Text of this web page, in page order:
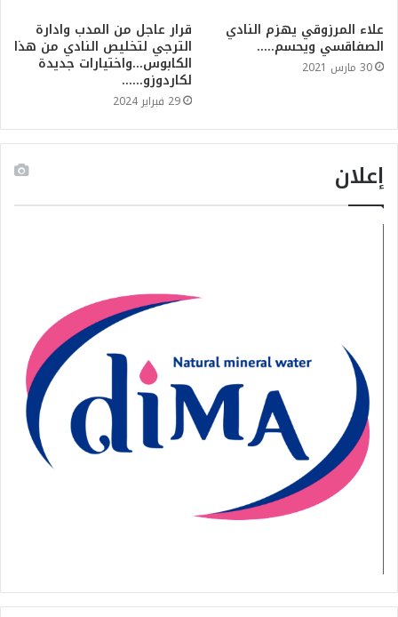
علاء المرزوقي يهزم النادي
الصفاقسي ويحسم…..
30 مارس 2021
قرار عاجل من المدب وادارة
الترجي لتخليص النادي من هذا
الكابوس…واختيارات جديدة
لكاردوزو……
29 فبراير 2024
إعلان